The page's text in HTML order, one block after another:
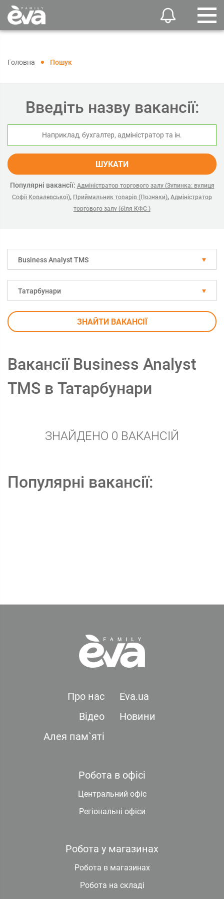
Головна Пошук
Введіть назву вакансії:
ШУКАТИ
Популярні вакансії: Адміністратор торгового залу (Зупинка: вулиця
Софії Ковалевської), Приймальник товарів (Позняки), Адміністратор
торгового залу (біля КФС )
Business Analyst TMS
Татарбунари
ЗНАЙТИ ВАКАНСІЇ
Вакансії Business Analyst
TMS в Татарбунари
ЗНАЙДЕНО 0 ВАКАНСІЙ
Популярні вакансії:
Про нас
Eva.ua
Відео
Новини
Алея пам`яті
Робота в офісі
Центральний офіс
Регіональні офіси
Робота у магазинах
Робота в магазинах
Робота на складі